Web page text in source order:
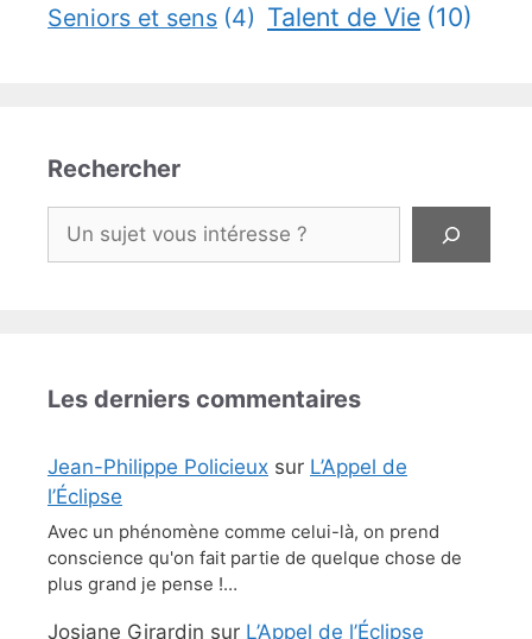
Seniors et sens (4) Talent de Vie (10)
Rechercher
Rechercher
Les derniers commentaires
Jean-Philippe Policieux sur L’Appel de
l’Éclipse
Avec un phénomène comme celui-là, on prend
conscience qu'on fait partie de quelque chose de
plus grand je pense !…
Josiane Girardin sur L’Appel de l’Éclipse